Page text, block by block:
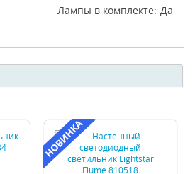
Лампы в комплекте Да